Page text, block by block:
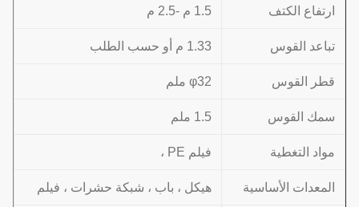
ارتفاع الكتف 1.5 م -2.5 م
تباعد القوس 1.33 م أو حسب الطلب
قطر القوس φ32 ملم
سمك القوس 1.5 ملم
مواد التغطية فيلم PE ،
المعدات الأساسية هيكل ، باب ، شبكة حشرات ، فيلم